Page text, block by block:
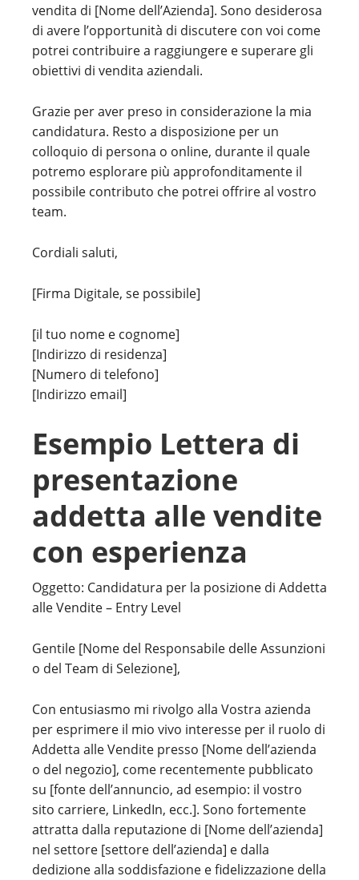
vendita di [Nome dell’Azienda]. Sono desiderosa
di avere l’opportunità di discutere con voi come
potrei contribuire a raggiungere e superare gli
obiettivi di vendita aziendali.
Grazie per aver preso in considerazione la mia
candidatura. Resto a disposizione per un
colloquio di persona o online, durante il quale
potremo esplorare più approfonditamente il
possibile contributo che potrei offrire al vostro
team.
Cordiali saluti,
[Firma Digitale, se possibile]
[il tuo nome e cognome]
[Indirizzo di residenza]
[Numero di telefono]
[Indirizzo email]
Esempio Lettera di
presentazione
addetta alle vendite
con esperienza
Oggetto: Candidatura per la posizione di Addetta
alle Vendite – Entry Level
Gentile [Nome del Responsabile delle Assunzioni
o del Team di Selezione],
Con entusiasmo mi rivolgo alla Vostra azienda
per esprimere il mio vivo interesse per il ruolo di
Addetta alle Vendite presso [Nome dell’azienda
o del negozio], come recentemente pubblicato
su [fonte dell’annuncio, ad esempio: il vostro
sito carriere, LinkedIn, ecc.]. Sono fortemente
attratta dalla reputazione di [Nome dell’azienda]
nel settore [settore dell’azienda] e dalla
dedizione alla soddisfazione e fidelizzazione della